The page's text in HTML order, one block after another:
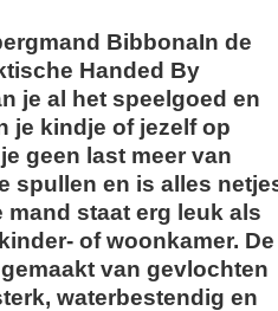
BibbonaIn de
Handed By
je al het speelgoed en
je kindje of jezelf op
geen last meer van
spullen en is alles
mand staat erg leuk als
of woonkamer. De
van gevlochten
waterbestendig en